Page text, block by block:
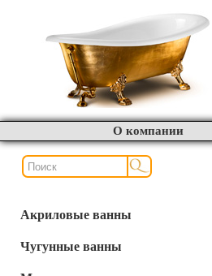
О компании
Акриловые ванны
Чугунные ванны